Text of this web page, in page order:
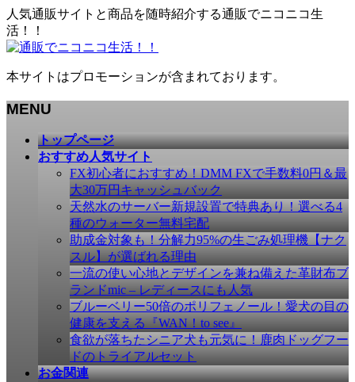
人気通販サイトと商品を随時紹介する通販でニコニコ生
活！！
本サイトはプロモーションが含まれております。
MENU
トップページ
おすすめ人気サイト
FX初心者におすすめ！DMM FXで手数料0円＆最
大30万円キャッシュバック
天然水のサーバー新規設置で特典あり！選べる4
種のウォーター無料宅配
助成金対象も！分解力95%の生ごみ処理機【ナク
スル】が選ばれる理由
一流の使い心地とデザインを兼ね備えた革財布ブ
ランドmic – レディースにも人気
ブルーベリー50倍のポリフェノール！愛犬の目の
健康を支える『WAN！to see』
食欲が落ちたシニア犬も元気に！鹿肉ドッグフー
ドのトライアルセット
お金関連